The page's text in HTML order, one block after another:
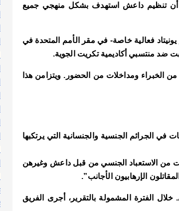
أن تنظيم داعش استهدف بشكل منهجي جميع
يونيتاد فعالية خاصة- في مقر الأمم المتحدة في
ضد منتسبي أكاديمية تكريت الجوية.
الخبراء ومداخلات من الحضور. ويتزامن هذا
الجرائم الجنسية والجنسانية التي يرتكبها
من الاستعباد الجنسي من قبل داعش وغيرهن
الإرهابيون الأجانب”.
الفترة المشمولة بالتقرير، أجرى الفريق